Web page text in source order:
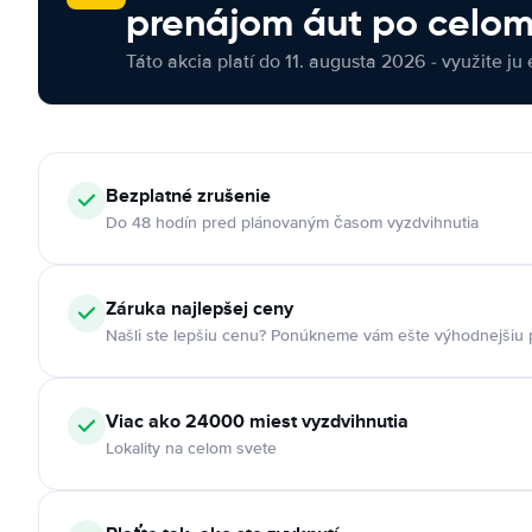
prenájom áut po
Táto akcia platí do 11. augusta 2026 - využite ju
Bezplatné zrušenie
Do 48 hodín pred plánovaným časom vyzdvihnutia
Záruka najlepšej ceny
Našli ste lepšiu cenu? Ponúkneme vám ešte výhodnejšiu
Viac ako 24000 miest vyzdvihnutia
Lokality na celom svete